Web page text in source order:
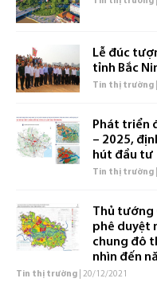
Lễ đúc
tỉnh Bắc
Tin thị trường
Phát triển
– 2025,
hút đầu tư
Tin thị trường
Thủ tướng
phê duyệt
chung đô
nhìn đến
Tin thị trường | 20/12/2021